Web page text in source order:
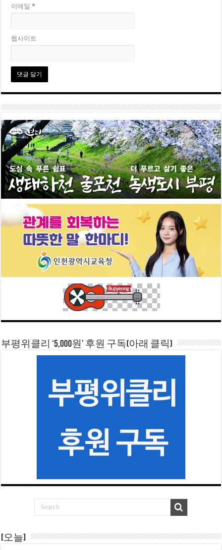
이메일*
웹사이트
부평위클리 ‘5,000원’ 후원 구독(아래 클릭)
[오늘]